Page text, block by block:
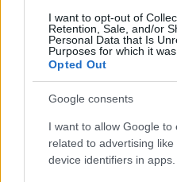
I want to opt-out of
Retention, Sale, and/or
Personal Data that Is
Purposes for which it was
Opted Out
Google consents
I want to allow Google to
related to advertising
device identifiers in apps.
-